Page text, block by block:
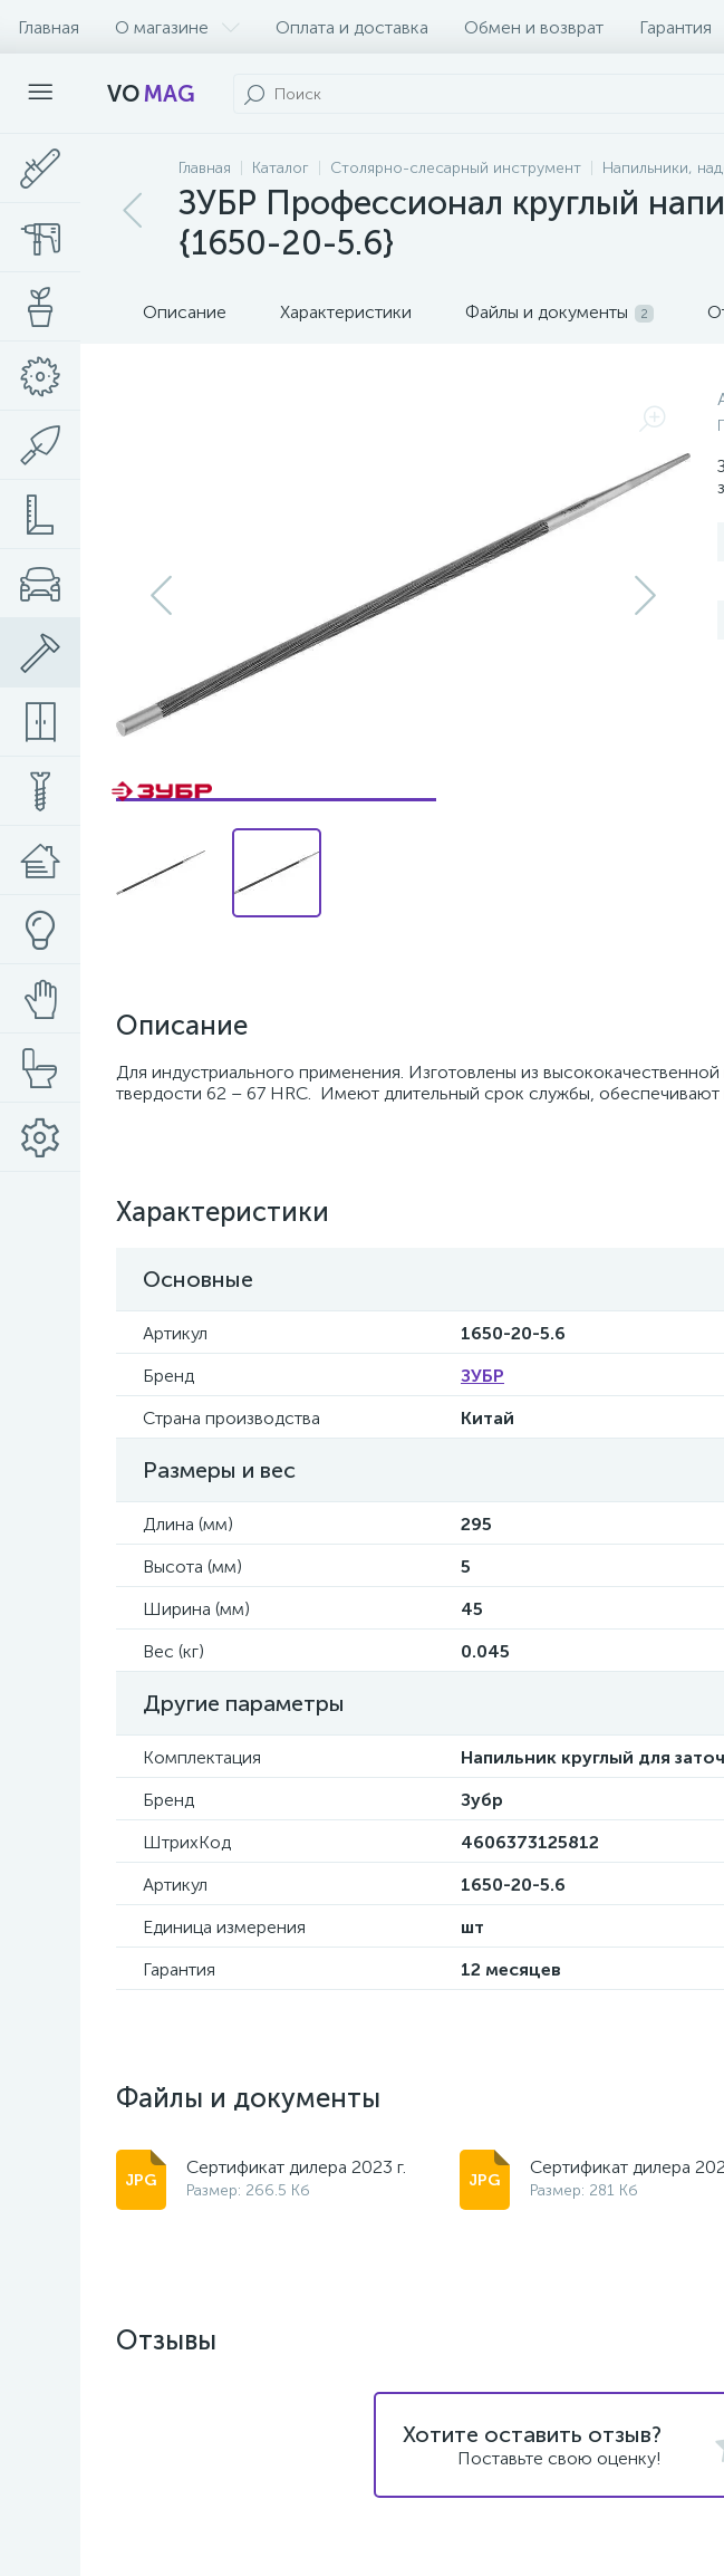
Главная О магазине Оплата и доставка Обмен и возврат Гарантия
VOMAG
Главная Каталог Столярно-слесарный инструмент Напильники,
ЗУБР Профессионал круглый
{1650-20-5.6}
Описание Характеристики Файлы и документы 2
Описание
Для индустриального применения. Изготовлены из
твердости 62 – 67 HRC. Имеют длительный срок службы,
Характеристики
Основные
Артикул
1650-20-5.6
Бренд
ЗУБР
Страна производства
Китай
Размеры и вес
Длина (мм)
295
Высота (мм)
5
Ширина (мм)
45
Вес (кг)
0.045
Другие параметры
Комплектация
Напильник круглый для
Бренд
Зубр
ШтрихКод
4606373125812
Артикул
1650-20-5.6
Единица измерения
шт
Гарантия
12 месяцев
Файлы и документы
Сертификат дилера 2023 г.
Размер: 266.5 Кб
Сертификат дилера
Размер: 281 Кб
Отзывы
Хотите оставить отзыв?
Поставьте свою оценку!